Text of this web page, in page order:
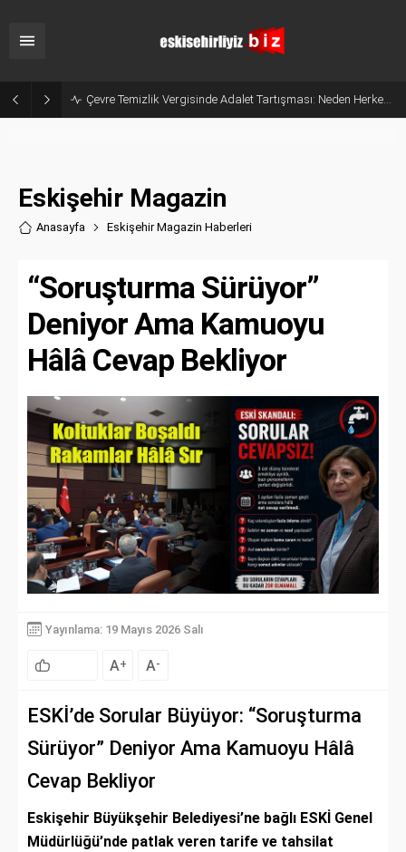
Çevre Temizlik Vergisinde Adalet Tartışması: Neden Herkesten Aynı Ücret Alınıyor?
Eskişehir Magazin
Anasayfa Eskişehir Magazin Haberleri
“Soruşturma Sürüyor”
Deniyor Ama Kamuoyu
Hâlâ Cevap Bekliyor
Yayınlama: 19 Mayıs 2026 Salı
A+ A-
ESKİ’de Sorular Büyüyor: “Soruşturma
Sürüyor” Deniyor Ama Kamuoyu Hâlâ
Cevap Bekliyor
Eskişehir Büyükşehir Belediyesi’ne bağlı ESKİ Genel
Müdürlüğü’nde patlak veren tarife ve tahsilat